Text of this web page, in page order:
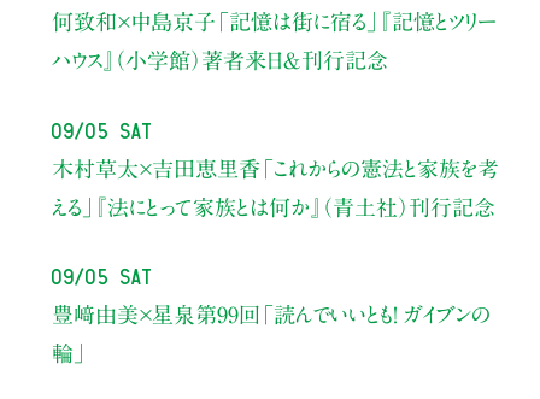
何致和×中島京子 「記憶は街に宿る」
『記憶とツリー
ハウス』（小学館）著者来日＆刊行記念
09/05 Sat
木村草太×吉田恵里香 「これからの憲法と家族を考
える」
『法にとって家族とは何か』（青土社）刊行記念
09/05 Sat
豊﨑由美×星泉 第99回「読んでいいとも！ ガイブンの
輪」